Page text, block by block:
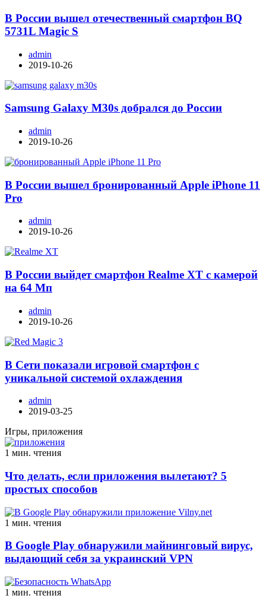
В России вышел отечественный смартфон BQ
5731L Magic S
admin
2019-10-26
Samsung Galaxy M30s добрался до России
admin
2019-10-26
В России вышел бронированный Apple iPhone 11
Pro
admin
2019-10-26
В России выйдет смартфон Realme XT с камерой
на 64 Мп
admin
2019-10-26
В Сети показали игровой смартфон с
уникальной системой охлаждения
admin
2019-03-25
Игры, приложения
1 мин. чтения
Что делать, если приложения вылетают? 5
простых способов
1 мин. чтения
В Google Play обнаружили майнинговый вирус,
выдающий себя за украинский VPN
1 мин. чтения